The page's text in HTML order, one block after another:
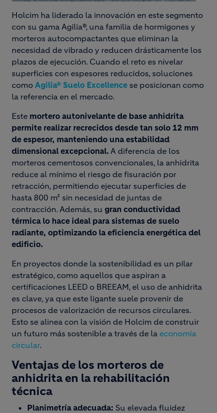
Holcim ha liderado la innovación en este segmento
con su gama Agilia®, una familia de hormigones y
morteros autocompactantes que eliminan la
necesidad de vibrado y reducen drásticamente los
plazos de ejecución. Cuando el reto es nivelar
superficies con espesores reducidos, soluciones
como Agilia® Suelo Excellence se posicionan como
la referencia en el mercado.
Este mortero autonivelante de base anhidrita
permite realizar recrecidos desde tan solo 12 mm
de espesor, manteniendo una estabilidad
dimensional excepcional. A diferencia de los
morteros cementosos convencionales, la anhidrita
reduce al mínimo el riesgo de fisuración por
retracción, permitiendo ejecutar superficies de
hasta 800 m² sin necesidad de juntas de
contracción. Además, su gran conductividad
térmica lo hace ideal para sistemas de suelo
radiante, optimizando la eficiencia energética del
edificio.
En proyectos donde la sostenibilidad es un pilar
estratégico, como aquellos que aspiran a
certificaciones LEED o BREEAM, el uso de anhidrita
es clave, ya que este ligante suele provenir de
procesos de valorización de recursos circulares.
Esto se alinea con la visión de Holcim de construir
un futuro más sostenible a través de la economía
circular.
Ventajas de los morteros de
anhidrita en la rehabilitación
técnica
Planimetría adecuada: Su elevada fluidez